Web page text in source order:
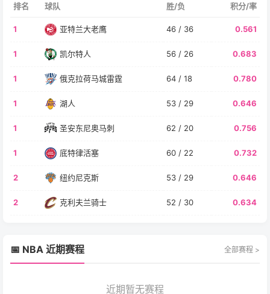
排名 球队 胜/负 积分/率
1 亚特兰大老鹰 46 / 36 0.561
1 凯尔特人 56 / 26 0.683
1 俄克拉荷马城雷霆 64 / 18 0.780
1 湖人 53 / 29 0.646
1 圣安东尼奥马刺 62 / 20 0.756
1 底特律活塞 60 / 22 0.732
2 纽约尼克斯 53 / 29 0.646
2 克利夫兰骑士 52 / 30 0.634
📅 NBA 近期赛程 全部赛程 >
近期暂无赛程